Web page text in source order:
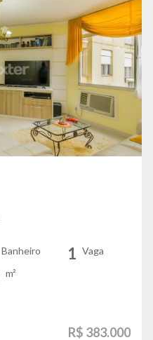
Banheiro 1 Vaga
m²
R$ 383.000